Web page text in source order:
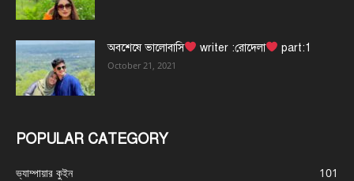
অবশেষে ভালোবাসি writer :রোদেলা part:1
October 21, 2021
POPULAR CATEGORY
ভ্যাম্পায়ার কুইন
101